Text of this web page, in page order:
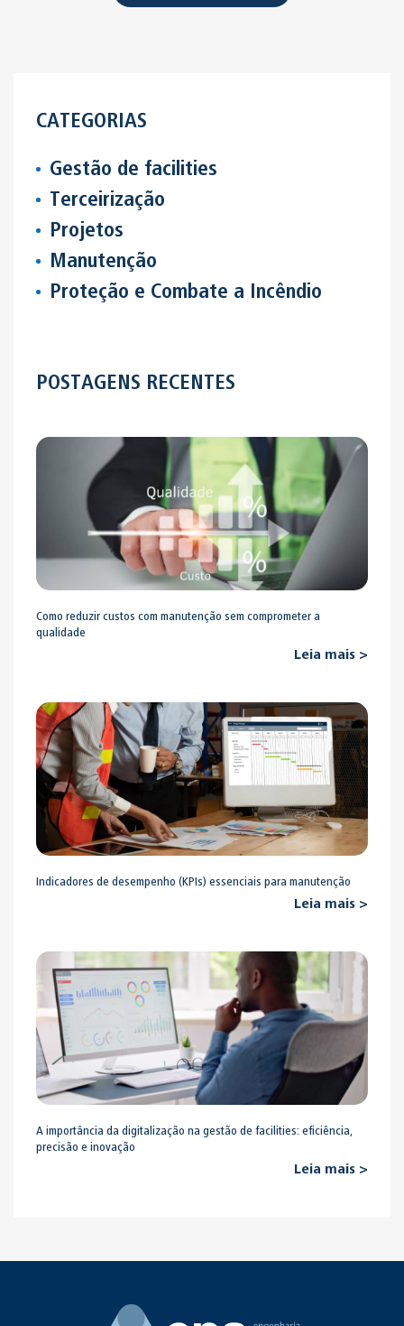
CATEGORIAS
Gestão de facilities
Terceirização
Projetos
Manutenção
Proteção e Combate a Incêndio
POSTAGENS RECENTES
Como reduzir custos com manutenção sem comprometer a
qualidade
Leia mais >
Indicadores de desempenho (KPIs) essenciais para manutenção
Leia mais >
A importância da digitalização na gestão de facilities: eficiência,
precisão e inovação
Leia mais >